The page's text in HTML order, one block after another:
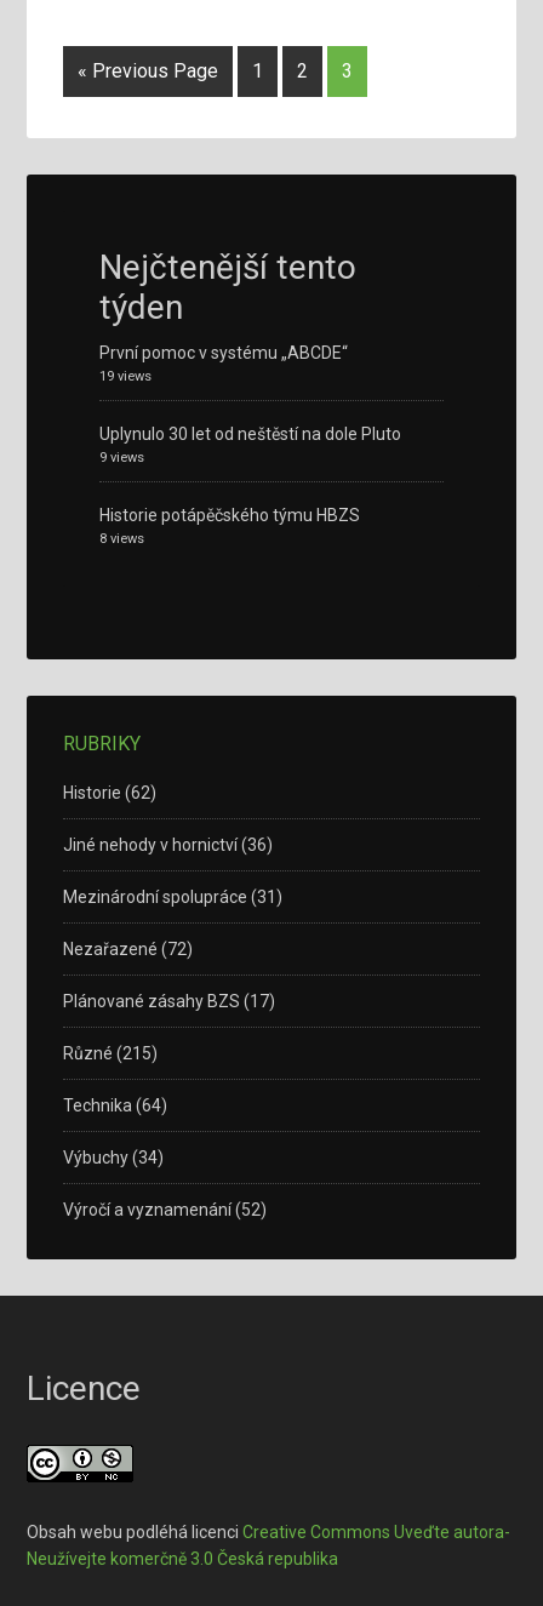
« Previous Page 1 2 3
Nejčtenější tento
týden
První pomoc v systému „ABCDE“
19 views
Uplynulo 30 let od neštěstí na dole Pluto
9 views
Historie potápěčského týmu HBZS
8 views
RUBRIKY
Historie (62)
Jiné nehody v hornictví(36)
Mezinárodní spolupráce (31)
Nezařazené (72)
Plánované zásahy BZS (17)
Různé (215)
Technika (64)
Výbuchy(34)
Výročí a vyznamenání(52)
Licence
Obsah webu podléhá licenciCreative Commons Uveďte autora-
Neužívejte komerčně 3.0 Česká republika